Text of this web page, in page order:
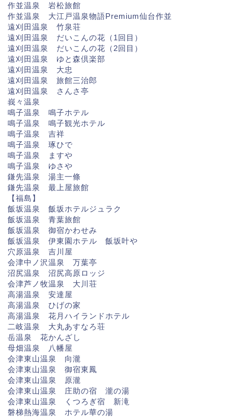
作並温泉 岩松旅館
作並温泉 大江戸温泉物語Premium仙台作並
遠刈田温泉 竹泉荘
遠刈田温泉 だいこんの花（1回目）
遠刈田温泉 だいこんの花（2回目）
遠刈田温泉 ゆと森倶楽部
遠刈田温泉 大忠
遠刈田温泉 旅館三治郎
遠刈田温泉 さんさ亭
峩々温泉
鳴子温泉 鳴子ホテル
鳴子温泉 鳴子観光ホテル
鳴子温泉 吉祥
鳴子温泉 琢ひで
鳴子温泉 ますや
鳴子温泉 ゆさや
鎌先温泉 湯主一條
鎌先温泉 最上屋旅館
【福島】
飯坂温泉 飯坂ホテルジュラク
飯坂温泉 青葉旅館
飯坂温泉 御宿かわせみ
飯坂温泉 伊東園ホテル 飯坂叶や
穴原温泉 吉川屋
会津中ノ沢温泉 万葉亭
沼尻温泉 沼尻高原ロッジ
会津芦ノ牧温泉 大川荘
高湯温泉 安達屋
高湯温泉 ひげの家
高湯温泉 花月ハイランドホテル
二岐温泉 大丸あすなろ荘
岳温泉 花かんざし
母畑温泉 八幡屋
会津東山温泉 向瀧
会津東山温泉 御宿東鳳
会津東山温泉 原瀧
会津東山温泉 庄助の宿 瀧の湯
会津東山温泉 くつろぎ宿 新滝
磐梯熱海温泉 ホテル華の湯